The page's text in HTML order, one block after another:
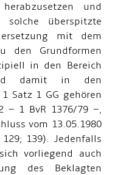
und
überspitzte
mit dem
den Grundformen
in den Bereich
damit in den
Satz 1 GG gehören
– 1 BvR 1376/79 –,
vom 13.05.1980
139). Jedenfalls
vorliegend auch
des Beklagten